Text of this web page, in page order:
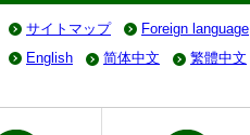
サイトマップ Foreign language
English
简体中文 繁體中文